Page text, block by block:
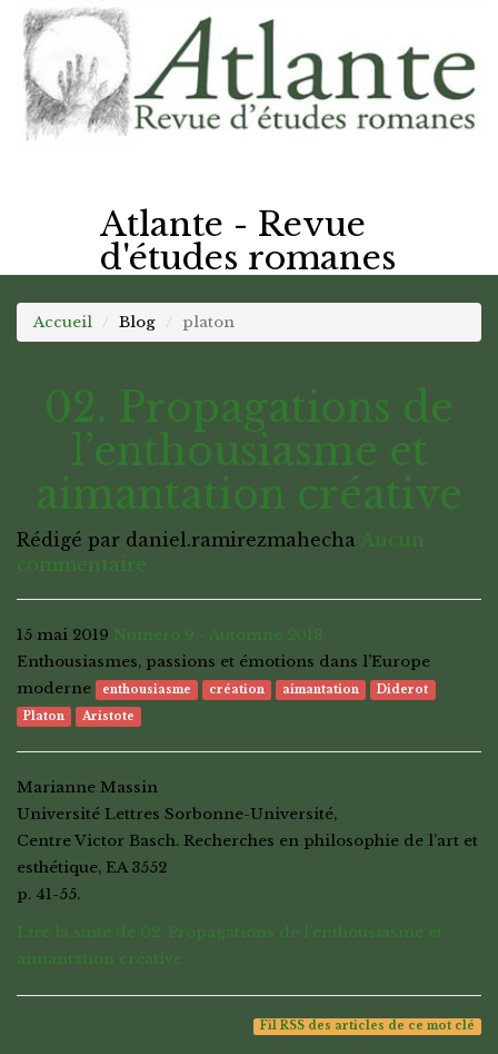
Atlante - Revue
d'études romanes
Accueil Blog platon
02. Propagations de
l’enthousiasme et
aimantation créative
Rédigé par daniel.ramirezmahecha Aucun
commentaire
15 mai 2019 Numéro 9 - Automne 2018
Enthousiasmes, passions et émotions dans l’Europe
moderne
enthousiasme création aimantation
Diderot
Platon
Aristote
Marianne Massin
Université Lettres Sorbonne-Université,
Centre Victor Basch. Recherches en philosophie de l’art et
esthétique, EA 3552
p. 41-55.
Lire la suite de 02. Propagations de l’enthousiasme et
aimantation créative
Fil RSS des articles de ce mot clé